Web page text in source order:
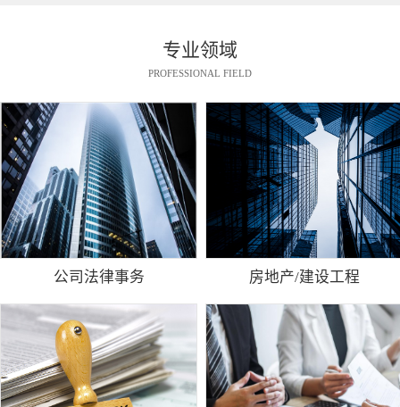
专业领域
PROFESSIONAL FIELD
公司法律事务 房地产/建设工程